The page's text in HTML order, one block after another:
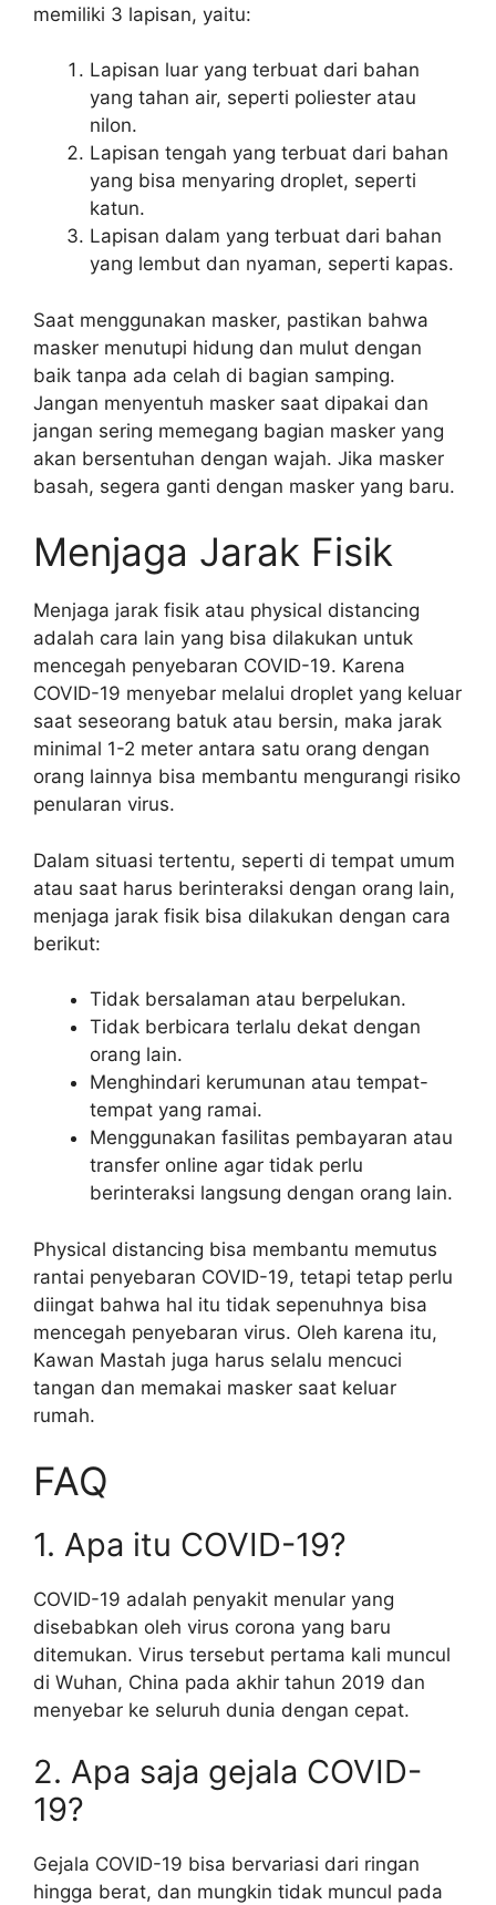
memiliki 3 lapisan, yaitu:
Lapisan luar yang terbuat dari bahan
yang tahan air, seperti poliester atau
nilon.
Lapisan tengah yang terbuat dari bahan
yang bisa menyaring droplet, seperti
katun.
Lapisan dalam yang terbuat dari bahan
yang lembut dan nyaman, seperti kapas.
Saat menggunakan masker, pastikan bahwa
masker menutupi hidung dan mulut dengan
baik tanpa ada celah di bagian samping.
Jangan menyentuh masker saat dipakai dan
jangan sering memegang bagian masker yang
akan bersentuhan dengan wajah. Jika masker
basah, segera ganti dengan masker yang baru.
Menjaga Jarak Fisik
Menjaga jarak fisik atau physical distancing
adalah cara lain yang bisa dilakukan untuk
mencegah penyebaran COVID-19. Karena
COVID-19 menyebar melalui droplet yang keluar
saat seseorang batuk atau bersin, maka jarak
minimal 1-2 meter antara satu orang dengan
orang lainnya bisa membantu mengurangi risiko
penularan virus.
Dalam situasi tertentu, seperti di tempat umum
atau saat harus berinteraksi dengan orang lain,
menjaga jarak fisik bisa dilakukan dengan cara
berikut:
Tidak bersalaman atau berpelukan.
Tidak berbicara terlalu dekat dengan
orang lain.
Menghindari kerumunan atau tempat-
tempat yang ramai.
Menggunakan fasilitas pembayaran atau
transfer online agar tidak perlu
berinteraksi langsung dengan orang lain.
Physical distancing bisa membantu memutus
rantai penyebaran COVID-19, tetapi tetap perlu
diingat bahwa hal itu tidak sepenuhnya bisa
mencegah penyebaran virus. Oleh karena itu,
Kawan Mastah juga harus selalu mencuci
tangan dan memakai masker saat keluar
rumah.
FAQ
1. Apa itu COVID-19?
COVID-19 adalah penyakit menular yang
disebabkan oleh virus corona yang baru
ditemukan. Virus tersebut pertama kali muncul
di Wuhan, China pada akhir tahun 2019 dan
menyebar ke seluruh dunia dengan cepat.
2. Apa saja gejala COVID-
19?
Gejala COVID-19 bisa bervariasi dari ringan
hingga berat, dan mungkin tidak muncul pada